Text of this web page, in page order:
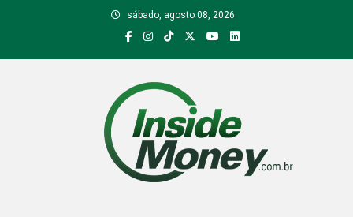
sábado, agosto 08, 2026